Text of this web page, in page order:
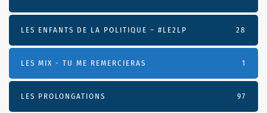
LES ENFANTS DE LA POLITIQUE – #LE2LP 28
LES MIX - TU ME REMERCIERAS 1
LES PROLONGATIONS 97